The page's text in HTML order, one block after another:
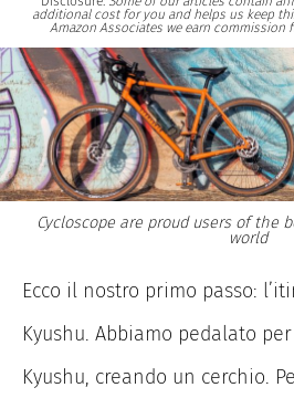
additional cost for you and helps us keep
Amazon Associates we earn
Cycloscope are proud users of the
world
Ecco il nostro primo passo:
Kyushu. Abbiamo pedalato
Kyushu, creando un cerchio.